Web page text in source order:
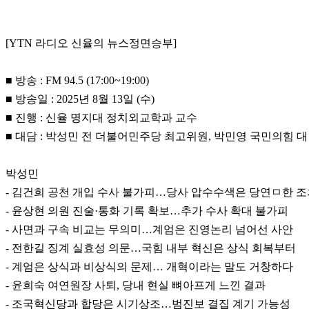
[YTN 라디오 신율의 뉴스정면승부]
■ 방송 : FM 94.5 (17:00~19:00)
■ 방송일 : 2025년 8월 13일 (수)
■ 진행 : 신율 명지대 정치외교학과 교수
■ 대담 : 박성민 전 더불어민주당 최고위원, 박민영 국민의힘 대
박성민
- 김건희 공천 개입 수사 불가피…당사 압수수색은 당연ㅁ한 조
- 윤상현 의원 진술·통화 기록 확보…추가 수사 확대 불가피
- 사면과 구속 비교는 무의미…계엄은 진영논리 넘어선 사안
- 전한길 징계 실효성 의문…국힘 내부 혁신은 상식 회복부터
- 계엄은 상식과 비상식의 문제… 개혁이라는 말도 거창하다
- 윤희숙 여연원장 사퇴, 당내 현실 뼈아프게 느낀 결과
- 조국혁신당과 합당은 시기상조…범진보 결집 계기 가능성